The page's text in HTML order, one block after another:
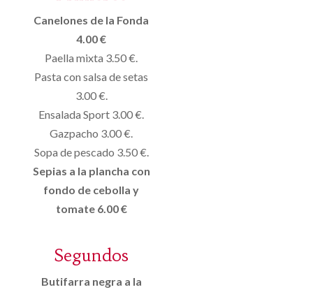
Canelones de la Fonda
4.00 €
Paella mixta 3.50 €.
Pasta con salsa de setas
3.00 €.
Ensalada Sport 3.00 €.
Gazpacho 3.00 €.
Sopa de pescado 3.50 €.
Sepias a la plancha con
fondo de cebolla y
tomate 6.00 €
Segundos
Butifarra negra a la